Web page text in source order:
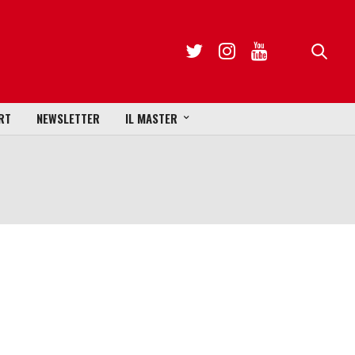
NEWSLETTER IL MASTER